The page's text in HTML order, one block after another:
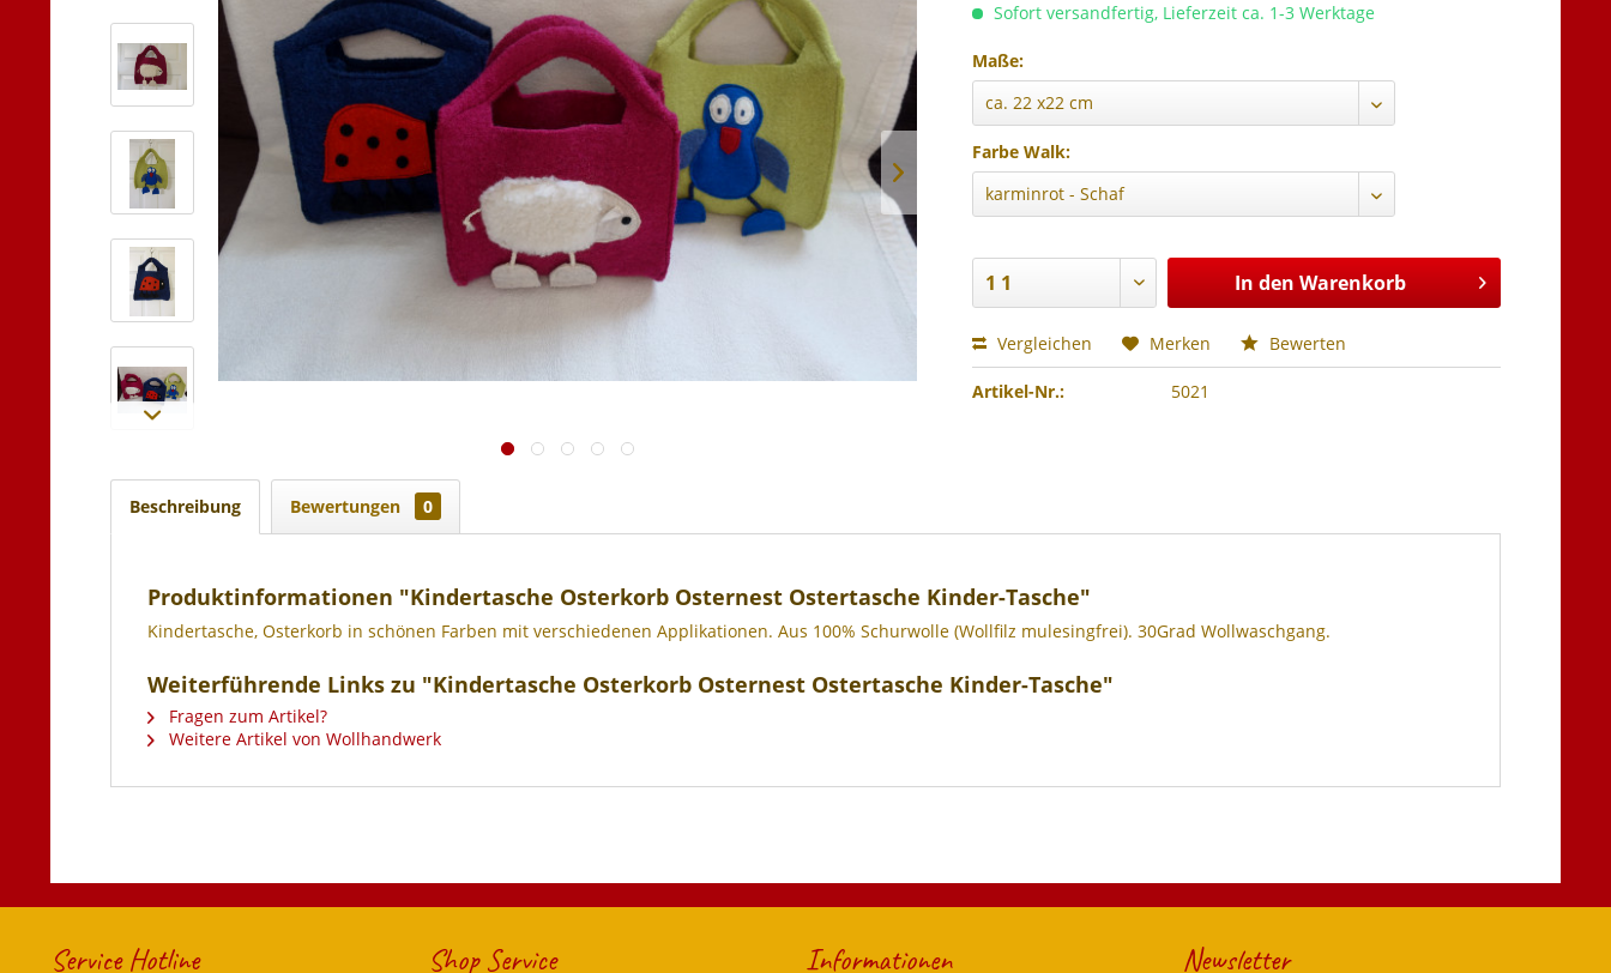
Sofort versandfertig, Lieferzeit ca. 1-3 Werktage
Maße:
Farbe Walk:
In den Warenkorb
Vergleichen Merken Bewerten
Artikel-Nr.: 5021
Beschreibung Bewertungen 0
Produktinformationen "Kindertasche Osterkorb Osternest Ostertasche Kinder-Tasche"
Kindertasche, Osterkorb in schönen Farben mit verschiedenen Applikationen. Aus 100% Schurwolle (Wollfilz mulesingfrei). 30Grad Wollwaschgang.
Weiterführende Links zu "Kindertasche Osterkorb Osternest Ostertasche Kinder-Tasche"
Fragen zum Artikel?
Weitere Artikel von Wollhandwerk
Service Hotline Shop Service Informationen Newsletter